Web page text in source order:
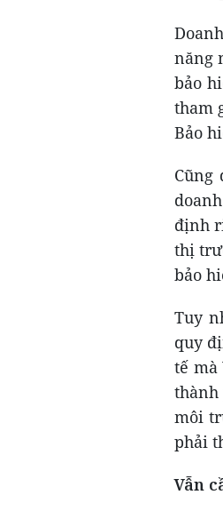
năng
bảo
tham
Bảo
Cũng
định
thị
bảo
Tuy
quy
tế mà
thành
môi
phải
Vẫn